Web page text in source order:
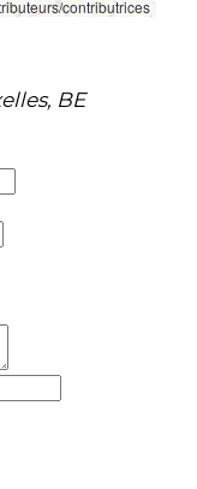
contributrices
BE